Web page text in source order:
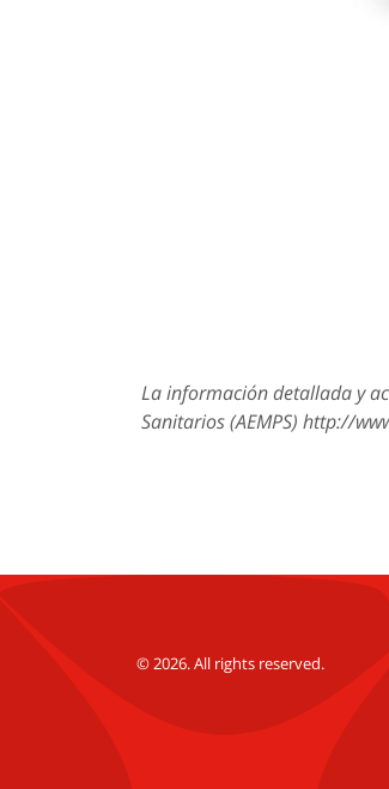
La información detallada y
Sanitarios (AEMPS) http://
© 2026. All rights reserved.